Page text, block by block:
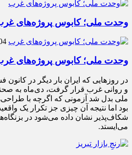
وحدت ملی؛ کابوس پروژه‌های
04 بهمن
وحدت ملی؛ کابوس پروژه‌های
در روزهایی که ایران بار دیگر در
و روانی غرب قرار گرفت، دی‌ماه به
ملی بدل شد آزمونی که اگرچه با
بود اما نتیجه آن چیزی جز تکرار یک
شکاف‌پذیر نشان داده می‌شود در
می‌ایستد.